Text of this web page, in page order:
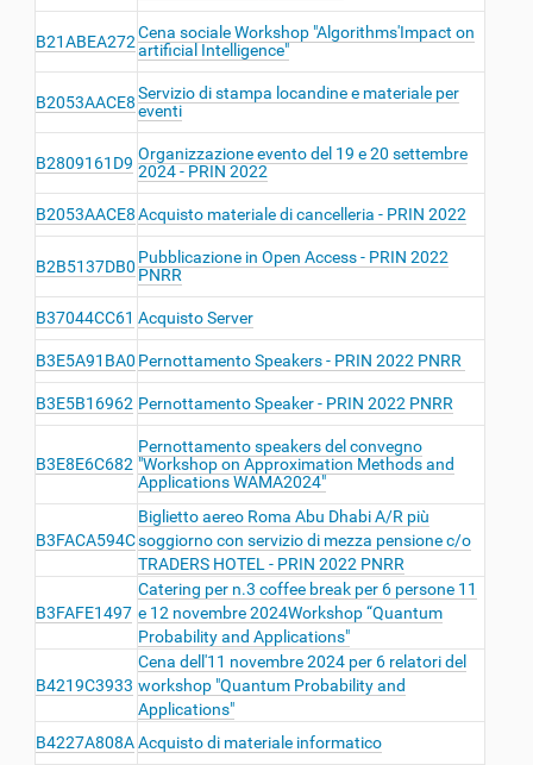
B21ABEA272Cena sociale Workshop "Algorithms'Impact on
artificial Intelligence"
B2053AACE8Servizio di stampa locandine e materiale per
eventi
B2809161D9 Organizzazione evento del 19 e 20 settembre
2024 - PRIN 2022
B2053AACE8Acquisto materiale di cancelleria - PRIN 2022
B2B5137DB0 Pubblicazione in Open Access - PRIN 2022
PNRR
B37044CC61 Acquisto Server
B3E5A91BA0 Pernottamento Speakers - PRIN 2022 PNRR
B3E5B16962 Pernottamento Speaker - PRIN 2022 PNRR
B3E8E6C682
Pernottamento speakers del convegno
"Workshop on Approximation Methods and
Applications WAMA2024"
B3FACA594C
Biglietto aereo Roma Abu Dhabi A/R più
soggiorno con servizio di mezza pensione c/o
TRADERS HOTEL - PRIN 2022 PNRR
B3FAFE1497
Catering per n.3 coffee break per 6 persone 11
e 12 novembre 2024Workshop “Quantum
Probability and Applications"
B4219C3933
Cena dell'11 novembre 2024 per 6 relatori del
workshop "Quantum Probability and
Applications"
B4227A808AAcquisto di materiale informatico